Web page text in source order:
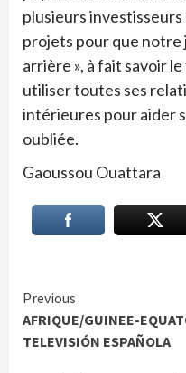
plusieurs
projets pour que notre
arrière », à fait savoir
utiliser toutes ses
intérieures pour aider
oubliée.
Gaoussou Ouattara
Continue
Reading
Previous
AFRIQUE/GUINEE-
TELEVISIÓN ESPAÑOLA